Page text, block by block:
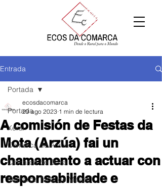
Entrada
Portada
Xeral
Comarca de Arzúa
Comarca de Deza
Comarca Terra de Melide
Portada
A comisión de Festas da
Mota (Arzúa) fai un
chamamento a actuar con
responsabilidade e
ecosdacomarca
29 ago 2023 1 min de lectura